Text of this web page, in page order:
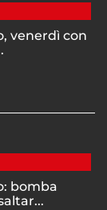
venerdì con
bomba